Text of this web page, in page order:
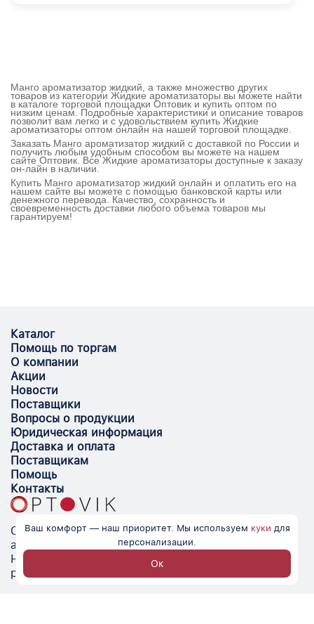
Манго ароматизатор жидкий, а также множество других
товаров из категории Жидкие ароматизаторы вы можете найти
в каталоге торговой площадки Оптовик и купить оптом по
низким ценам. Подробные характеристики и описание товаров
позволит вам легко и с удовольствием купить Жидкие
ароматизаторы оптом онлайн на нашей торговой площадке.
Заказать Манго ароматизатор жидкий с доставкой по России и
получить любым удобным способом вы можете на нашем
сайте Оптовик. Все Жидкие ароматизаторы доступные к заказу
он-лайн в наличии.
Купить Манго ароматизатор жидкий онлайн и оплатить его на
нашем сайте вы можете с помощью банковской карты или
денежного перевода. Качество, сохранность и
своевременность доставки любого объема товаров мы
гарантируем!
Optovik.com - электронная площадка для
автоматизации закупок и поиска поставщиков.
Низкие цены, надёжные контрагенты и удобство
работы.
Каталог
Помощь по торгам
О компании
Акции
Новости
Поставщики
Вопросы о продукции
Юридическая информация
Доставка и оплата
Поставщикам
Помощь
Контакты
Ваш комфорт — наш приоритет. Мы используем куки для
персонализации.
Ок